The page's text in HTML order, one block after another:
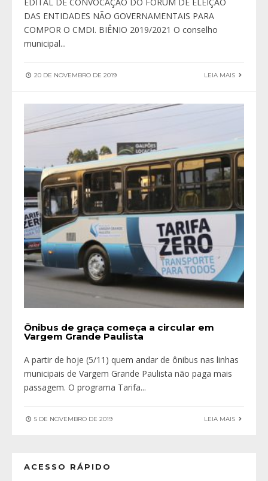
DAS ENTIDADES NÃO GOVERNAMENTAIS PARA
COMPOR O CMDI. BIÊNIO 2019/2021 O conselho
municipal...
20 DE NOVEMBRO DE 2019 LEIA MAIS
Ônibus de graça começa a circular em
Vargem Grande Paulista
A partir de hoje (5/11) quem andar de ônibus nas linhas
municipais de Vargem Grande Paulista não paga mais
passagem. O programa Tarifa...
5 DE NOVEMBRO DE 2019 LEIA MAIS
ACESSO RÁPIDO